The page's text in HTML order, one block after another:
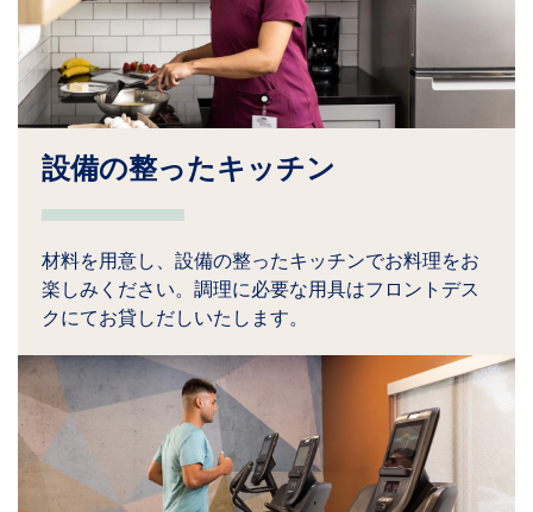
設備の整ったキッチン
材料を用意し、設備の整ったキッチンでお料理をお
楽しみください。調理に必要な用具はフロントデス
クにてお貸しだしいたします。